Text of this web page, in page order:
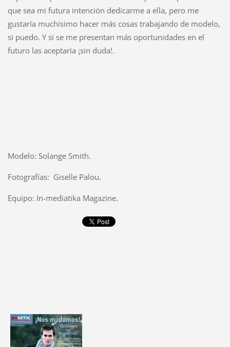
que sea mi futura intención dedicarme a ella, pero me
gustaría muchísimo hacer más cosas trabajando de modelo,
si puedo. Y si se me presentan más oportunidades en el
futuro las aceptaría ¡sin duda!.
Modelo: Solange Smith.
Fotografías: Giselle Palou.
Equipo: In-mediatika Magazine.